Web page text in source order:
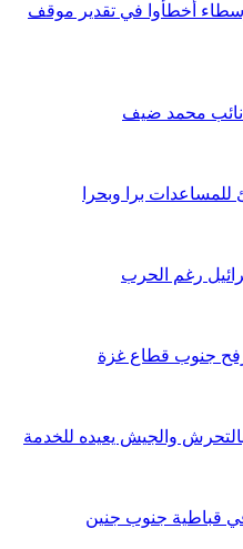
أخطأوا في تقدير موقف
نائب محمد ضيف
رغم الحرب
والجيش يعيده للخدمة
قباطية جنوب جنين